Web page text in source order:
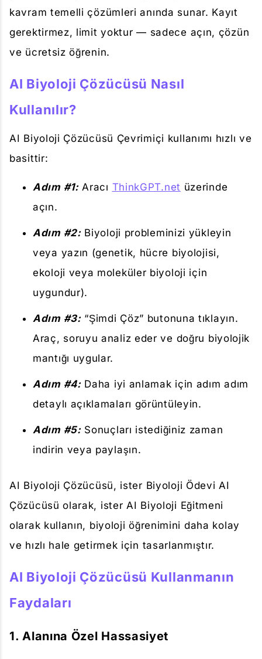
kavram temelli çözümleri anında sunar. Kayıt
gerektirmez, limit yoktur — sadece açın, çözün
ve ücretsiz öğrenin.
AI Biyoloji Çözücüsü Nasıl
Kullanılır?
AI Biyoloji Çözücüsü Çevrimiçi kullanımı hızlı ve
basittir:
Adım #1:Aracı ThinkGPT.net üzerinde
açın.
Adım #2:Biyoloji probleminizi yükleyin
veya yazın (genetik, hücre biyolojisi,
ekoloji veya moleküler biyoloji için
uygundur).
Adım #3:“Şimdi Çöz” butonuna tıklayın.
Araç, soruyu analiz eder ve doğru biyolojik
mantığı uygular.
Adım #4:Daha iyi anlamak için adım adım
detaylı açıklamaları görüntüleyin.
Adım #5:Sonuçları istediğiniz zaman
indirin veya paylaşın.
AI Biyoloji Çözücüsü, ister Biyoloji Ödevi AI
Çözücüsü olarak, ister AI Biyoloji Eğitmeni
olarak kullanın, biyoloji öğrenimini daha kolay
ve hızlı hale getirmek için tasarlanmıştır.
AI Biyoloji Çözücüsü Kullanmanın
Faydaları
1. Alanına Özel Hassasiyet